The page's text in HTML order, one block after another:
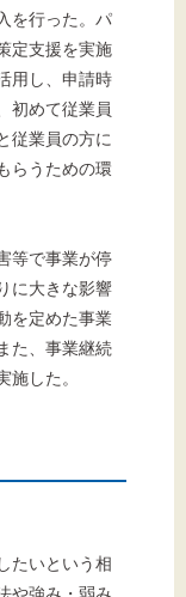
を行った。パ
定支援を実施
用し、申請時
初めて従業員
従業員の方に
らうための環
等で事業が停
に大きな影響
を定めた事業
た、事業継続
した。
たいという相
や強み・弱み